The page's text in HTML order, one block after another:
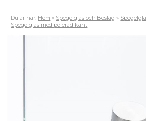
Du är här: Hem » Spegelglas och Beslag »
Spegelglas med polerad kant